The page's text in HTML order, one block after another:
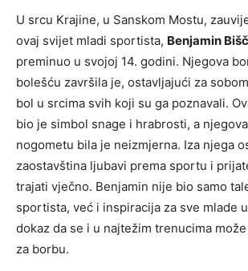
U srcu Krajine, u Sanskom Mostu,
ovaj svijet mladi sportista, Benjamin
preminuo u svojoj 14. godini. Njegova
bolešću završila je, ostavljajući za
bol u srcima svih koji su ga poznavali.
bio je simbol snage i hrabrosti, a
nogometu bila je neizmjerna. Iza njega
zaostavština ljubavi prema sportu i
trajati vječno. Benjamin nije bio samo
sportista, već i inspiracija za sve mlade
dokaz da se i u najtežim trenucima
za borbu.